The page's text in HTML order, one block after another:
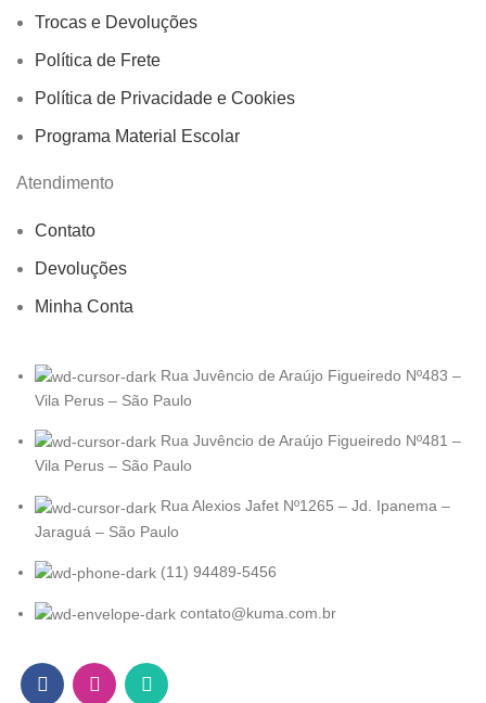
Trocas e Devoluções
Política de Frete
Política de Privacidade e Cookies
Programa Material Escolar
Atendimento
Contato
Devoluções
Minha Conta
Rua Juvêncio de Araújo Figueiredo Nº483 –
Vila Perus – São Paulo
Rua Juvêncio de Araújo Figueiredo Nº481 –
Vila Perus – São Paulo
Rua Alexios Jafet Nº1265 – Jd. Ipanema –
Jaraguá – São Paulo
(11) 94489-5456
contato@kuma.com.br